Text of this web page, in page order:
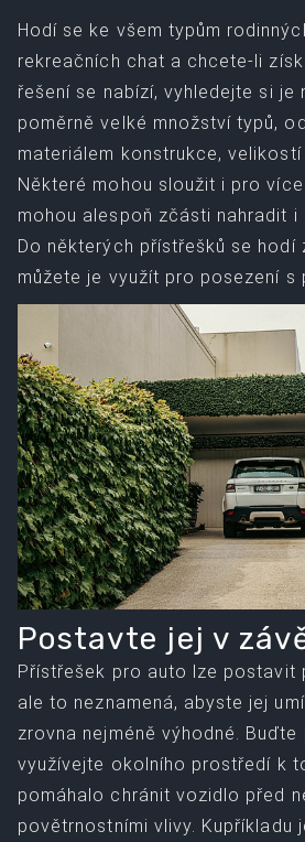
Hodí se ke všem typům
rekreačních chat a chcete-li
řešení se nabízí, vyhledejte si je
poměrně velké množství typů,
materiálem konstrukce, velikostí
Některé mohou sloužit i pro
mohou alespoň zčásti nahradit i
Do některých přístřešků se hodí
můžete je využít pro posezení s
Postavte jej v
Přístřešek pro auto lze postavit
ale to neznamená, abyste jej
zrovna nejméně výhodné.
využívejte okolního prostředí k
pomáhalo chránit vozidlo před
povětrnostními vlivy. Kupříkladu